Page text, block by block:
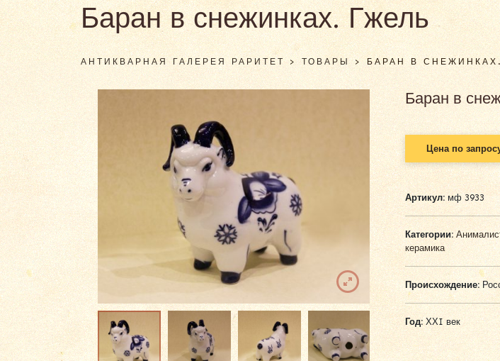
Баран в снежинках. Гжель
АНТИКВАРНАЯ ГАЛЕРЕЯ РАРИТЕТ >ТОВАРЫ> БАРАН В
Баран в
Цена по
Артикул:мф 3933
Категории:
керамика
Происхождение:
Год:ХХI век